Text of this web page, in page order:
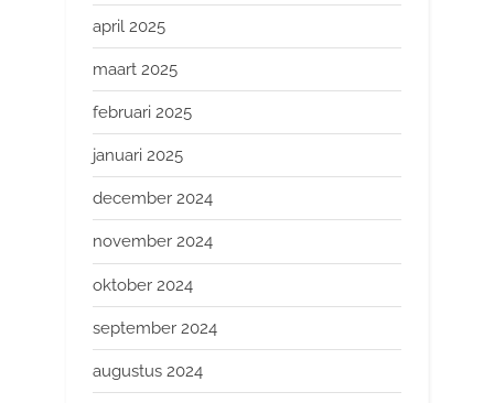
april 2025
maart 2025
februari 2025
januari 2025
december 2024
november 2024
oktober 2024
september 2024
augustus 2024